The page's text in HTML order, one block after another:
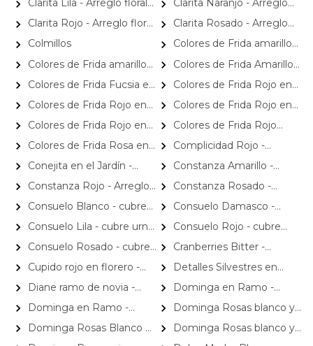
rosas amarillo, limonium y
vara de oro
rosas blanco, limonium y vara
de oro
Clarita Lila - Arreglo floral
en sombrerero con rosas lila,
limonium y vara de oro
Clarita Naranjo - Arreglo
floral en sombrerero con
rosas naranjo, limonium y vara
de oro
Clarita Rojo - Arreglo floral
en sombrerero con rosas
Rojo, limonium y vara de oro
Clarita Rosado - Arreglo
floral en sombrerero con
rosas Rosado, limonium y
vara de oro
Colmillos
Colores de Frida amarillo
en florero - Ánfora con rosas,
claveles, estate y limonium
Colores de Frida amarillo
en sombrerero - Arreglo floral
con rosas, claveles, estate y
limonium
Colores de Frida Amarillo
Flower Bag - Arreglo floral
con rosas, claveles, estate y
limonium
Colores de Frida Fucsia en
Columna - ceramica con
rosas claveles, statice y
gypsophilia
Colores de Frida Rojo en
Carretilla - Carretilla de
madera con rosas, claveles,
estate y gypsophilia
Colores de Frida Rojo en
florero - Ánfora con rosas,
claveles, estate y limonium
Colores de Frida Rojo en
Regadera - Regadera con
rosas, claveles, estate y
gypsophila
Colores de Frida Rojo en
sombrerero - Arreglo floral
con rosas, claveles, estate y
limonium
Colores de Frida Rojo
Flower Bag - Arreglo floral
con rosas, claveles, estate y
limonium
Colores de Frida Rosa en
Florero - Florero rosado con
rosas, claveles, estate y
gypsophila
Complicidad Rojo -
Arreglo floral con rosas rojas e
hypericum
Conejita en el Jardín -
Arreglo floral tonos rosa y
conejita
Constanza Amarillo -
Arreglo floral en canasto con
gerberas, rosas, minirosas y
astromelias amarillas
Constanza Rojo - Arreglo
floral en canasto con
gerberas, rosas, minirosas y
astromelias rojas
Constanza Rosado -
Arreglo floral en canasto con
gerberas, rosas, minirosas y
astromelias rosadas
Consuelo Blanco - cubre
urna 40 rosas ecuatorianas
blanco
Consuelo Damasco -
cubre urna 40 rosas
ecuatorianas damasco
Consuelo Lila - cubre urna
40 rosas ecuatorianas lila
Consuelo Rojo - cubre
urna con 40 rosas
ecuatorianas rojo
Consuelo Rosado - cubre
urna 40 rosas ecuatorianas
rosado
Cranberries Bitter -
Cranberries bañados
chocolate 62% cacao Piwen
Cupido rojo en florero -
rosas, mini rosas, hypericum,
globo te amo y pizarra
Detalles Silvestres en
florero - rosas, mini rosas,
maule
Diane ramo de novia -
minirosas rosadas, rosas
blancas, e hypericum verde
Dominga en Ramo -
Ramo de Rosas Blanco y
Tulipanes naranjo
Dominga en Ramo -
Ramo de Rosas Rojo y
Tulipanes amarillo
Dominga Rosas blanco y
Tulipanes amarillo - Arreglo
floral
Dominga Rosas Blanco y
Tulipanes Fucsia - Arreglo
Dominga Rosas blanco y
Tulipanes naranjo - Arreglo